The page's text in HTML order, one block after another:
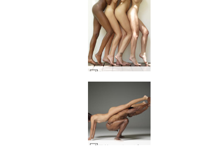
キャンディス エンジェリー バレリー キキ ポーズ #52
アリエルとロビンのヌードアスリート #34